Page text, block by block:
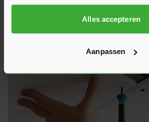
Alles accepteren
Aanpassen